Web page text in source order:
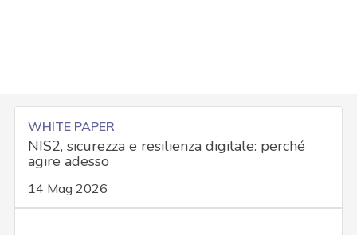
WHITE PAPER
NIS2, sicurezza e resilienza digitale: perché
agire adesso
14 Mag 2026